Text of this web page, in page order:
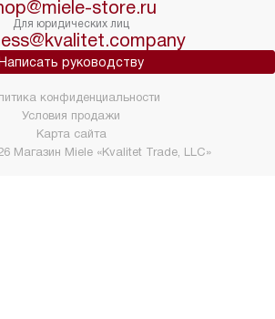
store.ru
Для юридических лиц
Написать руководству
Магазин Miele «Kvalitet Trade, LLC»
конфиденциальности
Условия продажи
Карта сайта